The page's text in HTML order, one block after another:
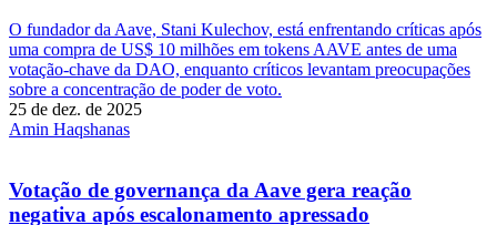
O fundador da Aave, Stani Kulechov, está enfrentando críticas após
uma compra de US$ 10 milhões em tokens AAVE antes de uma
votação-chave da DAO, enquanto críticos levantam preocupações
sobre a concentração de poder de voto.
25 de dez. de 2025
Amin Haqshanas
Votação de governança da Aave gera reação
negativa após escalonamento apressado